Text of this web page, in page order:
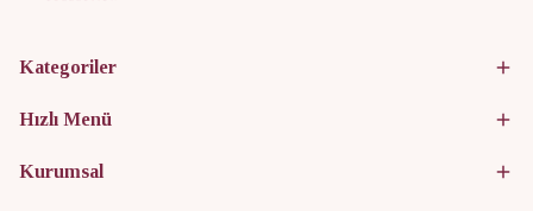
Kategoriler
Hızlı Menü
Kurumsal